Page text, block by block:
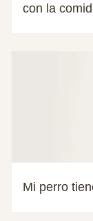
con la
Mi perro